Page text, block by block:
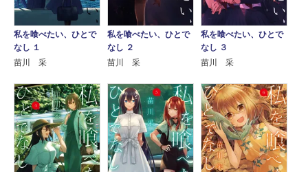
私を喰べたい、ひとで
なし １
苗川 采
私を喰べたい、ひとで
なし ２
苗川 采
私を喰べたい、ひとで
なし ３
苗川 采